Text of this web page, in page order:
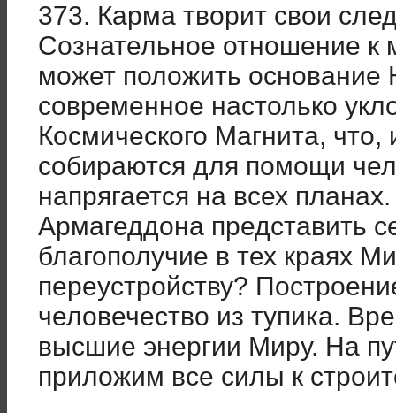
373. Карма творит свои
Сознательное отношение к
может положить
современное настолько
Космического Магнита,
собираются для помощи
напрягается на всех
Армагеддона представить
благополучие в тех краях
переустройству?
человечество из тупика.
высшие энергии Миру. На
приложим все силы к